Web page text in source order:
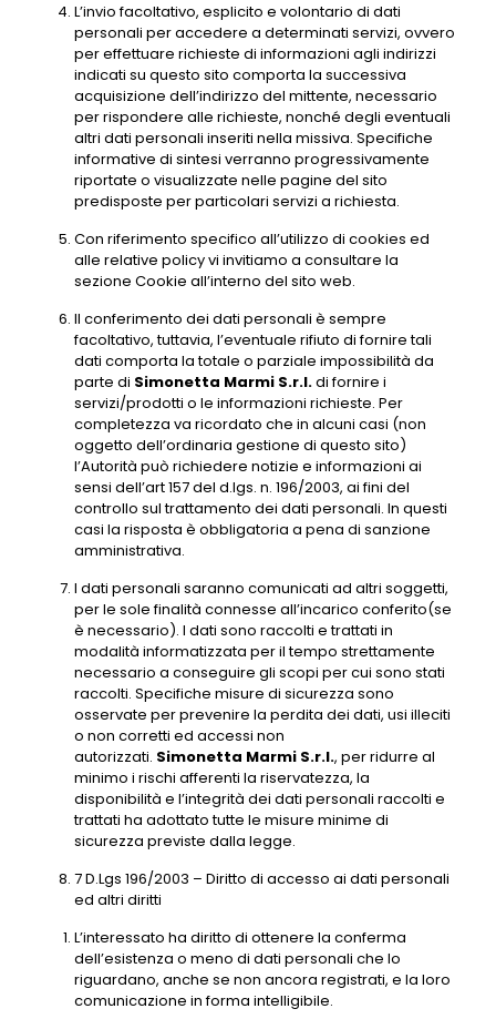
L’invio facoltativo, esplicito e volontario di dati
personali per accedere a determinati servizi, ovvero
per effettuare richieste di informazioni agli indirizzi
indicati su questo sito comporta la successiva
acquisizione dell’indirizzo del mittente, necessario
per rispondere alle richieste, nonché degli eventuali
altri dati personali inseriti nella missiva. Specifiche
informative di sintesi verranno progressivamente
riportate o visualizzate nelle pagine del sito
predisposte per particolari servizi a richiesta.
Con riferimento specifico all’utilizzo di cookies ed
alle relative policy vi invitiamo a consultare la
sezione Cookie all’interno del sito web.
Il conferimento dei dati personali è sempre
facoltativo, tuttavia, l’eventuale rifiuto di fornire tali
dati comporta la totale o parziale impossibilità da
parte di Simonetta Marmi S.r.l.di fornire i
servizi/prodotti o le informazioni richieste. Per
completezza va ricordato che in alcuni casi (non
oggetto dell’ordinaria gestione di questo sito)
l’Autorità può richiedere notizie e informazioni ai
sensi dell’art 157 del d.lgs. n. 196/2003, ai fini del
controllo sul trattamento dei dati personali. In questi
casi la risposta è obbligatoria a pena di sanzione
amministrativa.
I dati personali saranno comunicati ad altri soggetti,
per le sole finalità connesse all’incarico conferito(se
è necessario). I dati sono raccolti e trattati in
modalità informatizzata per il tempo strettamente
necessario a conseguire gli scopi per cui sono stati
raccolti. Specifiche misure di sicurezza sono
osservate per prevenire la perdita dei dati, usi illeciti
o non corretti ed accessi non
autorizzati. Simonetta Marmi S.r.l., per ridurre al
minimo i rischi afferenti la riservatezza, la
disponibilità e l’integrità dei dati personali raccolti e
trattati ha adottato tutte le misure minime di
sicurezza previste dalla legge.
7 D.Lgs 196/2003 – Diritto di accesso ai dati personali
ed altri diritti
L’interessato ha diritto di ottenere la conferma
dell’esistenza o meno di dati personali che lo
riguardano, anche se non ancora registrati, e la loro
comunicazione in forma intelligibile.